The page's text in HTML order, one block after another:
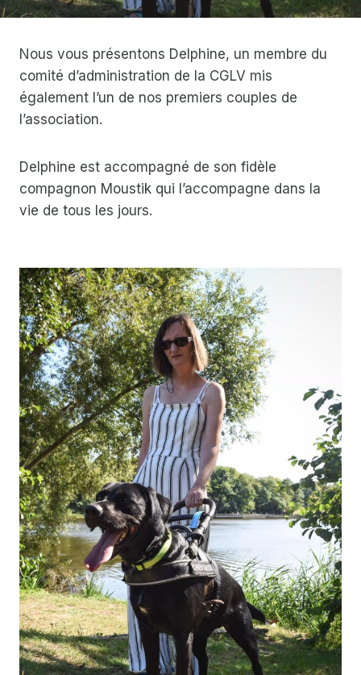
Nous vous présentons Delphine, un membre du
comité d’administration de la CGLV mis
également l’un de nos premiers couples de
l’association.
Delphine est accompagné de son fidèle
compagnon Moustik qui l’accompagne dans la
vie de tous les jours.